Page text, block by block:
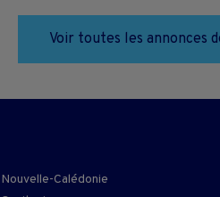
Voir toutes les annonces
Nouvelle-Calédonie